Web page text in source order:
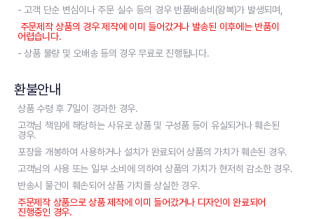
- 고객 단순 변심이나 주문 실수 등의 경우 반품배송비(왕복)가 발생되며,
주문제작 상품의 경우 제작에 이미 들어갔거나 발송된 이후에는 반품이
어렵습니다.
- 상품 불량 및 오배송 등의 경우 무료로 진행됩니다.
환불안내
상품 수령 후 7일이 경과한 경우.
고객님 책임에 해당하는 사유로 상품 및 구성품 등이 유실되거나 훼손된
경우.
포장을 개봉하여 사용하거나 설치가 완료되어 상품의 가치가 훼손된 경우.
고객님의 사용 또는 일부 소비에 의하여 상품의 가치가 현저히 감소한 경우.
반송시 물건이 훼손되어 상품 가치를 상실한 경우.
주문제작 상품으로 상품 제작에 이미 들어갔거나 디자인이 완료되어
진행중인 경우.